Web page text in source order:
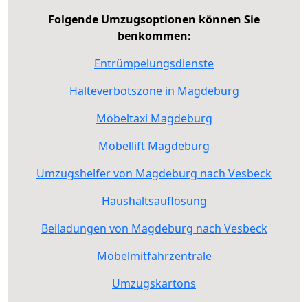
Folgende Umzugsoptionen können Sie
benkommen:
Entrümpelungsdienste
Halteverbotszone in Magdeburg
Möbeltaxi Magdeburg
Möbellift Magdeburg
Umzugshelfer von Magdeburg nach Vesbeck
Haushaltsauflösung
Beiladungen von Magdeburg nach Vesbeck
Möbelmitfahrzentrale
Umzugskartons